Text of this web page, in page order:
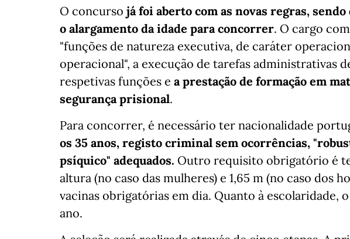
O concurso já foi aberto com as novas regras,
o alargamento da idade para concorrer. O cargo
"funções de natureza executiva, de caráter
operacional", a execução de tarefas administrativas
respetivas funções e a prestação de formação em
segurança prisional.
Para concorrer, é necessário ter nacionalidade
os 35 anos, registo criminal sem ocorrências,
psíquico" adequados. Outro requisito obrigatório é
altura (no caso das mulheres) e 1,65 m (no caso dos
vacinas obrigatórias em dia. Quanto à escolaridade,
ano.